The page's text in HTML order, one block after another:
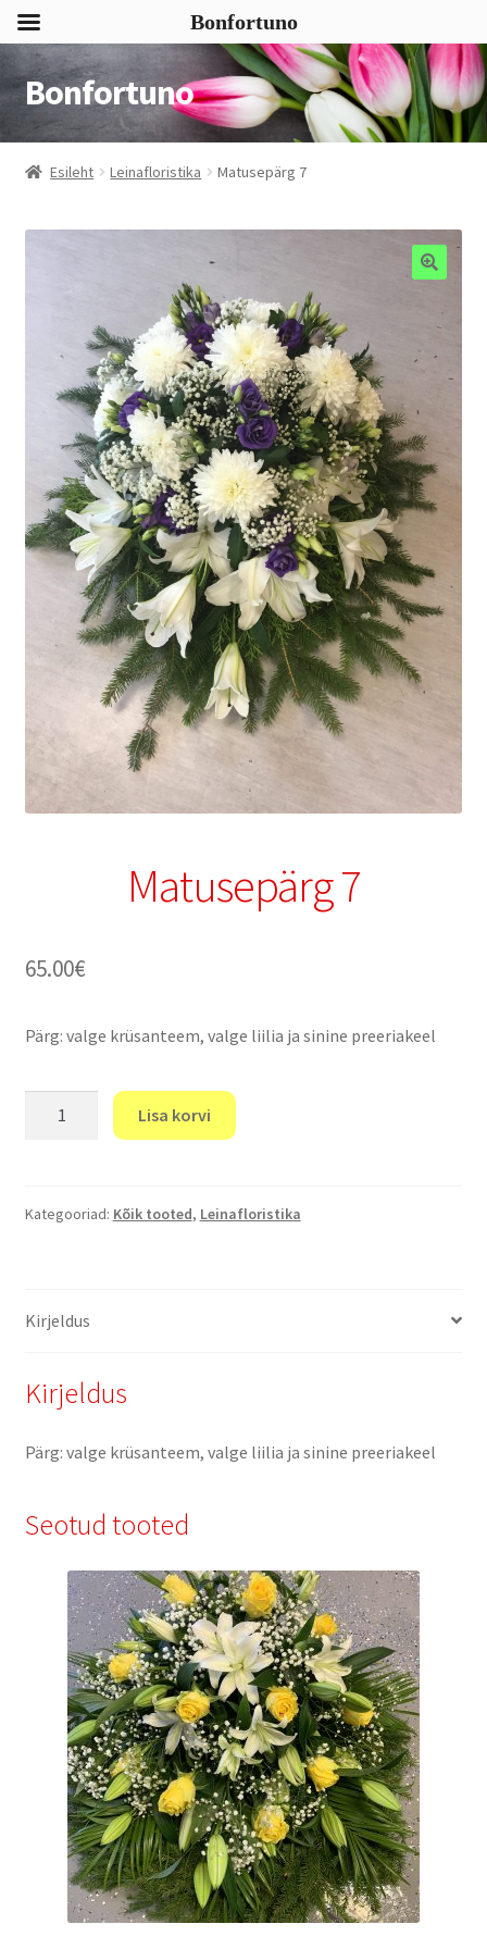
Liigu
navigeerimisele
Liigu
sisu
juurde
Bonfortuno
Esileht Leinafloristika Matusepärg 7
Matusepärg 7
65.00€
Pärg: valge krüsanteem, valge liilia ja sinine preeriakeel
Lisa korvi
Kategooriad: Kõik tooted, Leinafloristika
Kirjeldus
Kirjeldus
Pärg: valge krüsanteem, valge liilia ja sinine preeriakeel
Seotud tooted
Bonfortuno